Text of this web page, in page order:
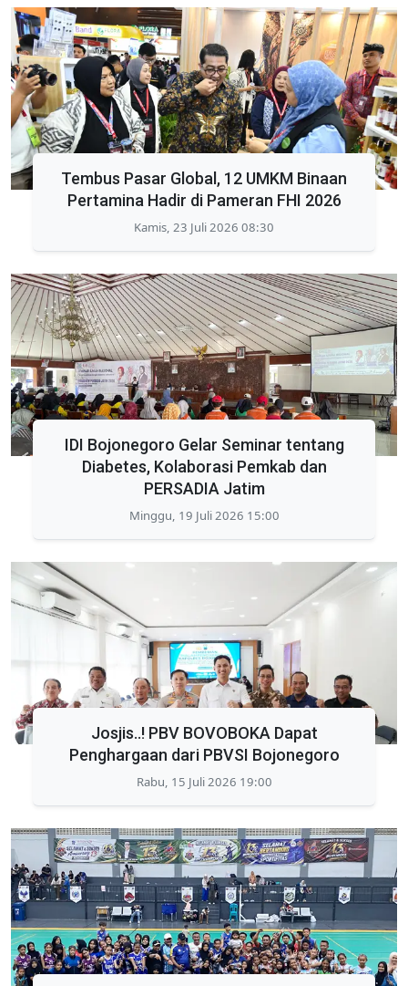
Tembus Pasar Global, 12 UMKM Binaan
Pertamina Hadir di Pameran FHI 2026
Kamis, 23 Juli 2026 08:30
IDI Bojonegoro Gelar Seminar tentang
Diabetes, Kolaborasi Pemkab dan
PERSADIA Jatim
Minggu, 19 Juli 2026 15:00
Josjis..! PBV BOVOBOKA Dapat
Penghargaan dari PBVSI Bojonegoro
Rabu, 15 Juli 2026 19:00